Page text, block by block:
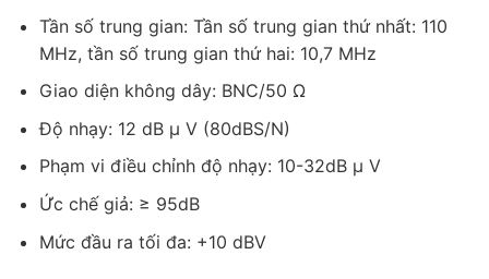
Tần số trung gian: Tần số trung gian thứ nhất: 110
MHz, tần số trung gian thứ hai: 10,7 MHz
Giao diện không dây: BNC/50 Ω
Độ nhạy: 12 dB μ V (80dBS/N)
Phạm vi điều chỉnh độ nhạy: 10-32dB μ V
Ức chế giả: ≥ 95dB
Mức đầu ra tối đa: +10 dBV